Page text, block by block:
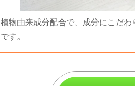
植物由来成分配合で、成分にこだ
です。